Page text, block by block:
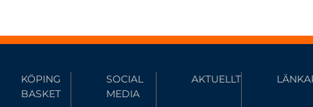
KÖPING
BASKET
SOCIAL
MEDIA
AKTUELLT